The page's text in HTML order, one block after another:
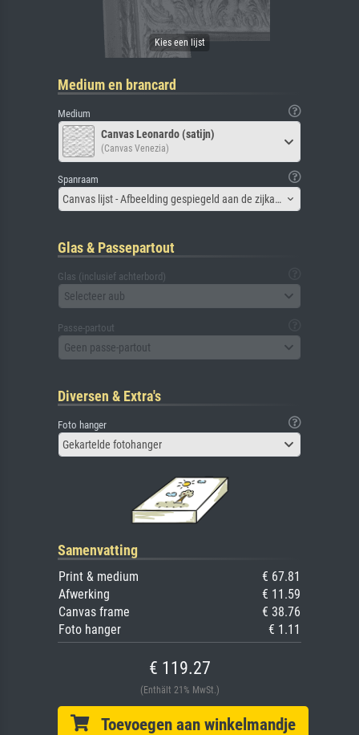
Medium en brancard
Medium
Canvas Leonardo (satijn)
(Canvas Venezia)
Spanraam
Canvas lijst - Afbeelding gespiegeld aan de zijkant
Glas & Passepartout
Glas (inclusief achterbord)
Selecteer aub
Passe-partout
Geen passe-partout
Diversen & Extra's
Foto hanger
Gekartelde fotohanger
Samenvatting
Print & medium
€ 67.81
Afwerking
€ 11.59
Canvas frame
€ 38.76
Foto hanger
€ 1.11
€ 119.27
(Enthält 21% MwSt.)
Toevoegen aan winkelmandje